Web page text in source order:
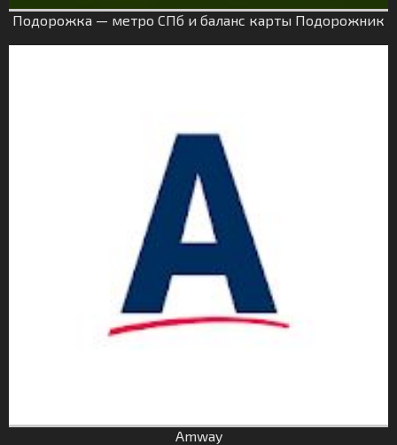
Подорожка — метро СПб и баланс карты Подорожник
Amway